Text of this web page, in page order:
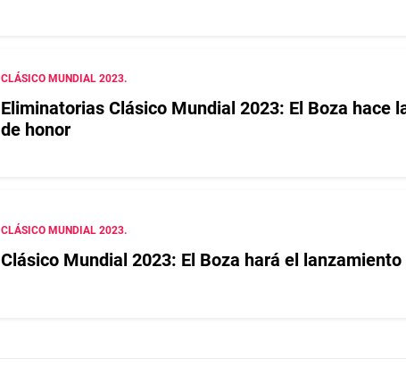
CLÁSICO MUNDIAL 2023.
Eliminatorias Clásico Mundial 2023: El Boza hace
de honor
CLÁSICO MUNDIAL 2023.
Clásico Mundial 2023: El Boza hará el lanzamiento